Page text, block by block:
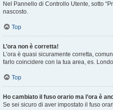
Nel Pannello di Controllo Utente, sotto
nascosto.
Top
L’ora non è corretta!
L’ora è quasi sicuramente corretta,
farlo coincidere con la tua area, es.
Top
Ho cambiato il fuso orario ma l’ora è
Se sei sicuro di aver impostato il fuso